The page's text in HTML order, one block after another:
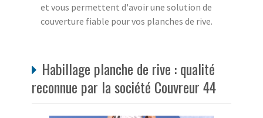
et vous permettent d'avoir une solution de
couverture fiable pour vos planches de rive.
Habillage planche de rive : qualité
reconnue par la société Couvreur 44